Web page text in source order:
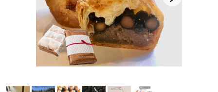
丹波おはぎ
黒豆煮 | 栗甘露煮
黒大豆 | 大納言小豆
スイーツ・お菓子